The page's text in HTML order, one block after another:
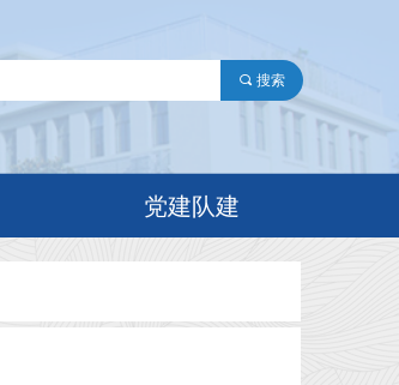
党建队建
끠 搜索